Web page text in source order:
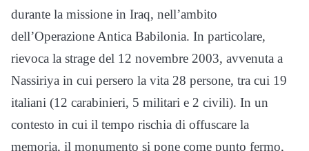
durante la missione in Iraq, nell’ambito
dell’Operazione Antica Babilonia. In particolare,
rievoca la strage del 12 novembre 2003, avvenuta a
Nassiriya in cui persero la vita 28 persone, tra cui 19
italiani (12 carabinieri, 5 militari e 2 civili). In un
contesto in cui il tempo rischia di offuscare la
memoria, il monumento si pone come punto fermo,